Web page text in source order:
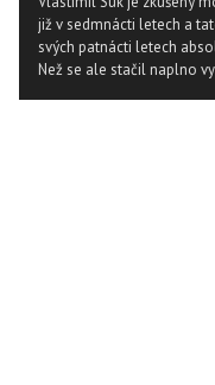
již v sedmnácti letech a
svých patnácti letech
Než se ale stačil naplno